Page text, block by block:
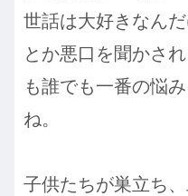
世話は大好きなん
とか悪口を聞かさ
も誰でも一番の悩
ね。
子供たちが巣立ち